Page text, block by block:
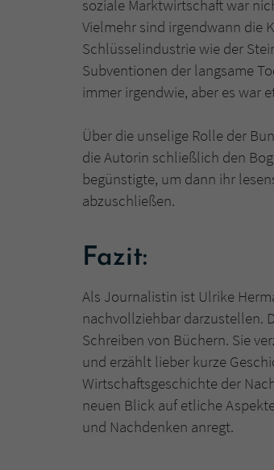
soziale Marktwirtschaft war
Vielmehr sind irgendwann die
Schlüsselindustrie wie der
Subventionen der langsame
immer irgendwie, aber es war
Über die unselige Rolle der
die Autorin schließlich den
begünstigte, um dann ihr
abzuschließen.
Fazit:
Als Journalistin ist Ulrike
nachvollziehbar darzustellen.
Schreiben von Büchern. Sie
und erzählt lieber kurze
Wirtschaftsgeschichte der
neuen Blick auf etliche
und Nachdenken anregt.